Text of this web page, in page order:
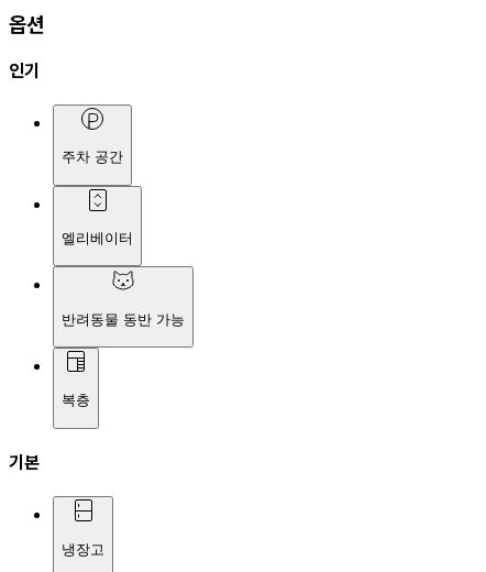
옵션
인기
주차 공간
엘리베이터
반려동물 동반 가능
복층
기본
냉장고